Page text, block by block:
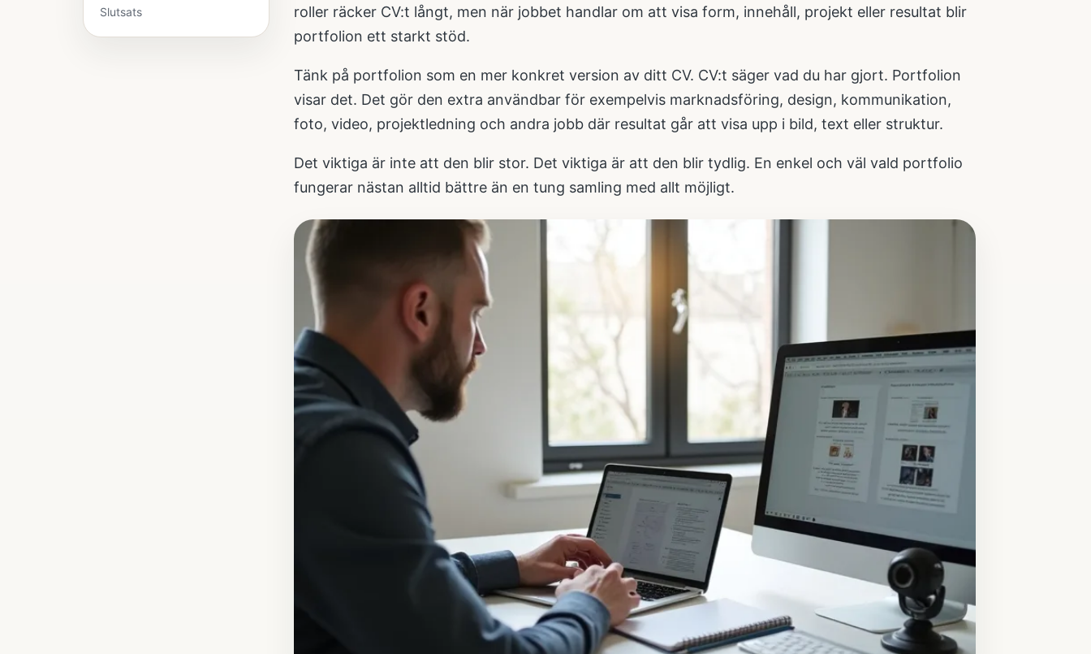
Slutsats
roller räcker CV:t långt, men när jobbet handlar om att visa form, innehåll, projekt eller resultat blir
portfolion ett starkt stöd.
Tänk på portfolion som en mer konkret version av ditt CV. CV:t säger vad du har gjort. Portfolion
visar det. Det gör den extra användbar för exempelvis marknadsföring, design, kommunikation,
foto, video, projektledning och andra jobb där resultat går att visa upp i bild, text eller struktur.
Det viktiga är inte att den blir stor. Det viktiga är att den blir tydlig. En enkel och väl vald portfolio
fungerar nästan alltid bättre än en tung samling med allt möjligt.